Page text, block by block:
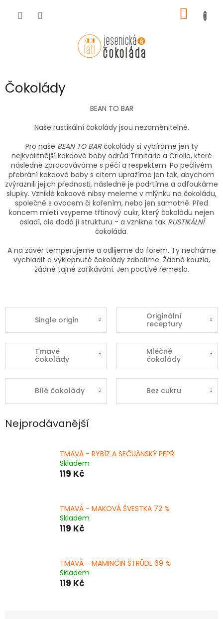
KOŠÍK
Čokolády
BEAN TO BAR
Naše rustikální čokolády jsou nezaměnitelné.
Pro naše BEAN TO BARčokolády si vybíráme jen ty
nejkvalitnější kakaové boby odrůd Trinitario a Criollo, které
následně zpracováváme s péčí a respektem. Po pečlivém
přebrání kakaové boby s citem upražíme jen tak, abychom
zvýraznili jejich přednosti, následně je podrtíme a odfoukáme
slupky. Vzniklé kakaové nibsy meleme v mlýnku na čokoládu,
společně s ovocem či kořením, nebo jen samotné. Před
koncem mletí vsypeme třtinový cukr, který čokoládu nejen
osladí, ale dodá jí strukturu - a vznikne tak RUSTIKÁLNÍ
čokoláda.
A na závěr temperujeme a odlijeme do forem. Ty necháme
vychladit a vyklepnuté čokolády zabalíme. Žádná kouzla,
žádné tajné zaříkávání. Jen poctivé řemeslo.
Single origin
Originální
receptury
Tmavé
čokolády
Mléčné
čokolády
Bílé čokolády Bez cukru
Nejprodávanější
TMAVÁ - RYBÍZ A SEČUÁNSKÝ PEPŘ
Skladem
119 Kč
TMAVÁ - MAKOVÁ ŠVESTKA 72 %
Skladem
119 Kč
TMAVÁ - MAMINČIN ŠTRŮDL 69 %
Skladem
119 Kč